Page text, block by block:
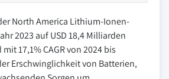
North America Lithium-Ionen-
2023 auf USD 18,4 Milliarden
17,1% CAGR von 2024 bis
Erschwinglichkeit von Batterien,